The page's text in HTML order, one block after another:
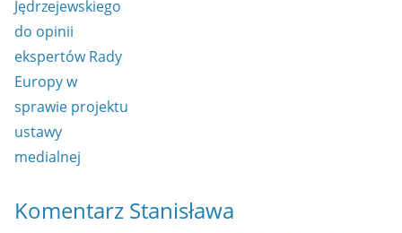
Komentarz Stanisława